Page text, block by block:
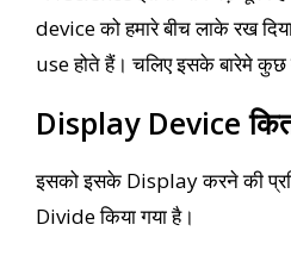
device को हमारे बीच लाके रख
use होते हैं। चलिए इसके बारेमे कुछ
Display Device
इसको इसके Display करने की
Divide किया गया है।